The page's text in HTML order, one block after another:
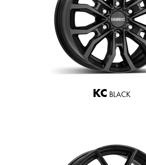
KC BLACK